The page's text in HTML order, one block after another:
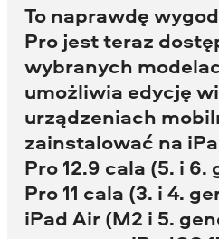
To naprawdę
Pro jest teraz
wybranych
umożliwia edycję
urządzeniach
zainstalować na
Pro 12.9 cala (5. i
Pro 11 cala (3. i 4.
iPad Air (M2 i 5.